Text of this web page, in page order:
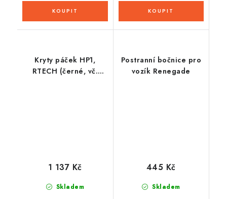
Kryty páček HP1,
RTECH (černé, vč.
Skladem
1 137 Kč
Postranní bočnice pro
vozík Renegade
Skladem
445 Kč